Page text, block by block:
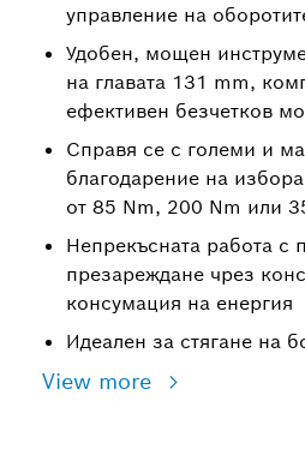
управление на
Удобен, мощен
на главата 131 mm,
ефективен безчетков
Справя се с големи и
благодарение на
от 85 Nm, 200 Nm или
Непрекъсната работа с
презареждане чрез
консумация на енергия
Идеален за стягане на
View more